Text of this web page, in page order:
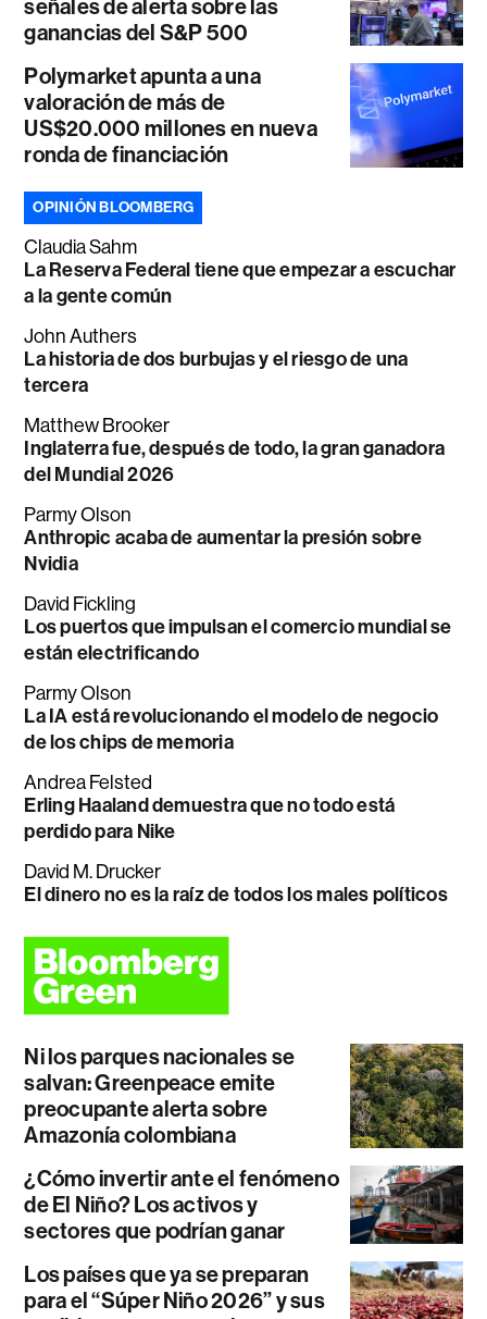
señales de alerta sobre las
ganancias del S&P 500
Polymarket apunta a una
valoración de más de
US$20.000 millones en nueva
ronda de financiación
OPINIÓN BLOOMBERG
Claudia Sahm
La Reserva Federal tiene que empezar a escuchar
a la gente común
John Authers
La historia de dos burbujas y el riesgo de una
tercera
Matthew Brooker
Inglaterra fue, después de todo, la gran ganadora
del Mundial 2026
Parmy Olson
Anthropic acaba de aumentar la presión sobre
Nvidia
David Fickling
Los puertos que impulsan el comercio mundial se
están electrificando
Parmy Olson
La IA está revolucionando el modelo de negocio
de los chips de memoria
Andrea Felsted
Erling Haaland demuestra que no todo está
perdido para Nike
David M. Drucker
El dinero no es la raíz de todos los males políticos
Ni los parques nacionales se
salvan: Greenpeace emite
preocupante alerta sobre
Amazonía colombiana
¿Cómo invertir ante el fenómeno
de El Niño? Los activos y
sectores que podrían ganar
Los países que ya se preparan
para el “Súper Niño 2026” y sus